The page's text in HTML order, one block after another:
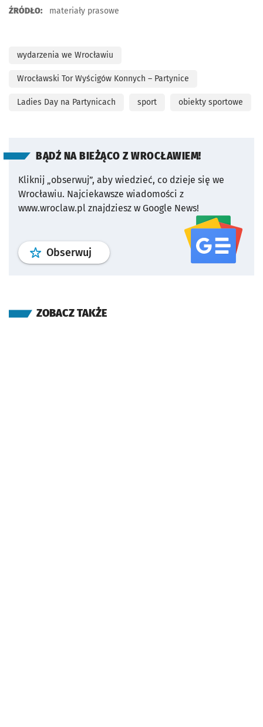
ŹRÓDŁO: materiały prasowe
wydarzenia we Wrocławiu
Wrocławski Tor Wyścigów Konnych – Partynice
Ladies Day na Partynicach sport obiekty sportowe
BĄDŹ NA BIEŻĄCO Z WROCŁAWIEM!
Kliknij „obserwuj”, aby wiedzieć, co dzieje się we
Wrocławiu. Najciekawsze wiadomości z
www.wroclaw.pl znajdziesz w Google News!
Obserwuj profil serwisu
ZOBACZ TAKŻE